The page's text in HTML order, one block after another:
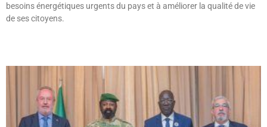
besoins énergétiques urgents du pays et à améliorer la qualité de vie
de ses citoyens.